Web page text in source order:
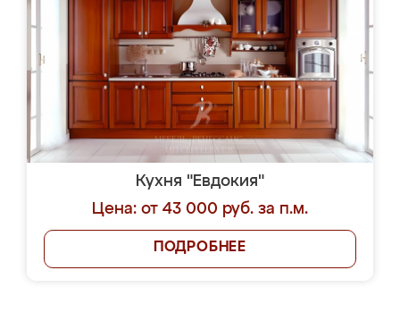
Кухня "Евдокия"
Цена: от 43 000 руб. за п.м.
ПОДРОБНЕЕ